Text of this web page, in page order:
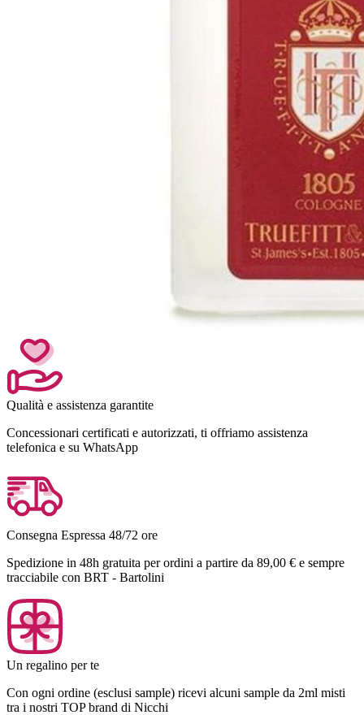
Qualità e assistenza garantite
Concessionari certificati e autorizzati, ti offriamo assistenza
telefonica e su WhatsApp
Consegna Espressa 48/72 ore
Spedizione in 48h gratuita per ordini a partire da 89,00 € e sempre
tracciabile con BRT - Bartolini
Un regalino per te
Con ogni ordine (esclusi sample) ricevi alcuni sample da 2ml misti
tra i nostri TOP brand di Nicchi